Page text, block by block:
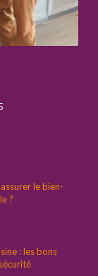
le bien-
?
: les bons